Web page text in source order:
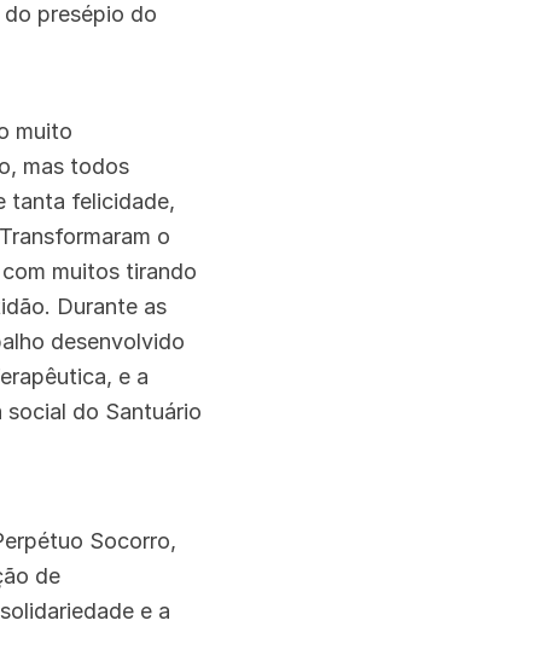
presépio do
muito
mas todos
tanta felicidade,
o
muitos tirando
Durante as
desenvolvido
e a
do Santuário
Socorro,
de
e a